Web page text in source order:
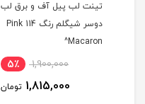
تینت لب پیل آف و برق لب
دوسر شیگلم رنگ 114 Pink
Macaron^
1,900,000 5٪
1,815,000 تومان